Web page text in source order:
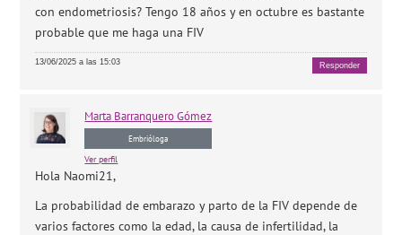
con endometriosis? Tengo 18 años y en octubre es bastante
probable que me haga una FIV
13/06/2025 a las 15:03 Responder
Marta Barranquero Gómez
Embrióloga
Ver perfil
Hola Naomi21,
La probabilidad de embarazo y parto de la FIV depende de
varios factores como la edad, la causa de infertilidad, la